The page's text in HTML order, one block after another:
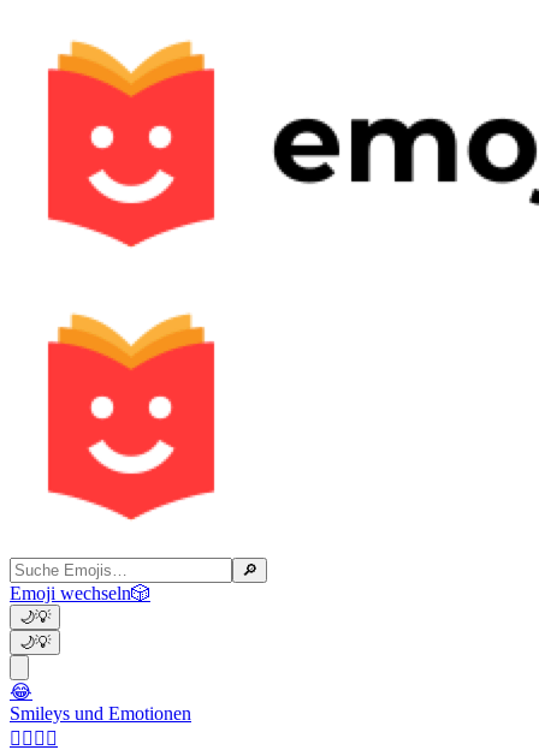
🔎
Emoji wechseln🎲
🌙💡
🌙💡
😂
Smileys und Emotionen
👩‍❤️‍💋‍👨